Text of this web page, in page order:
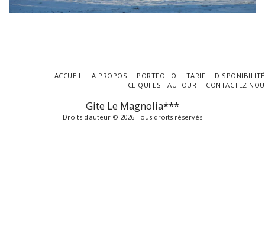
Gite Le Magnolia***
Droits d'auteur © 2026 Tous droits réservés
ACCUEIL A PROPOS PORTFOLIO TARIF
CE QUI EST AUTOUR
CONTACTEZ